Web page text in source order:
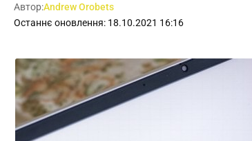
Останнє оновлення: 18.10.2021 16:16
Автор:Andrew Orobets